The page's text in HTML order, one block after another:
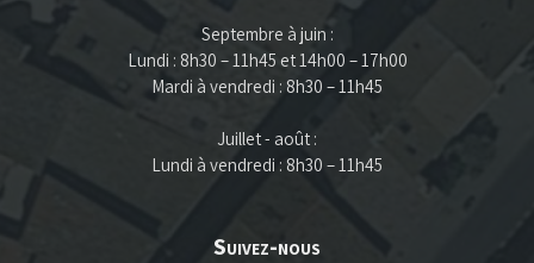
Septembre à juin :
Lundi : 8h30 – 11h45 et 14h00 – 17h00
Mardi à vendredi : 8h30 – 11h45
Juillet - août :
Lundi à vendredi : 8h30 – 11h45
Suivez-nous